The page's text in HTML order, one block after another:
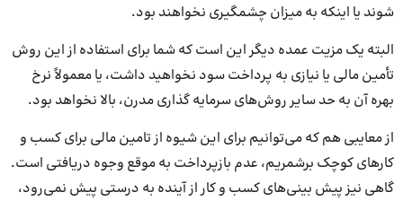
شوند یا اینکه به میزان چشمگیری نخواهند بود.
البته یک مزیت عمده دیگر این است که شما برای استفاده از این روش
تأمین مالی یا نیازی به پرداخت سود نخواهید داشت، یا معمولاً نرخ
بهره آن به حد سایر روش‌های سرمایه گذاری مدرن، بالا نخواهد بود.
از معایبی هم که می‌توانیم برای این شیوه از تامین مالی برای کسب و
کارهای کوچک برشمریم، عدم بازپرداخت به موقع وجوه دریافتی است.
گاهی نیز پیش بینی‌های کسب و کار از آینده به درستی پیش نمی‌رود،